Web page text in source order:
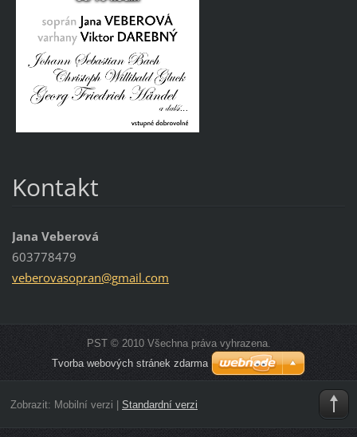
Kontakt
Jana Veberová
603778479
veberovasopran@gmail.com
PST © 2010 Všechna práva vyhrazena.
Tvorba webových stránek zdarma
Zobrazit: Mobilní verzi Standardní verzi